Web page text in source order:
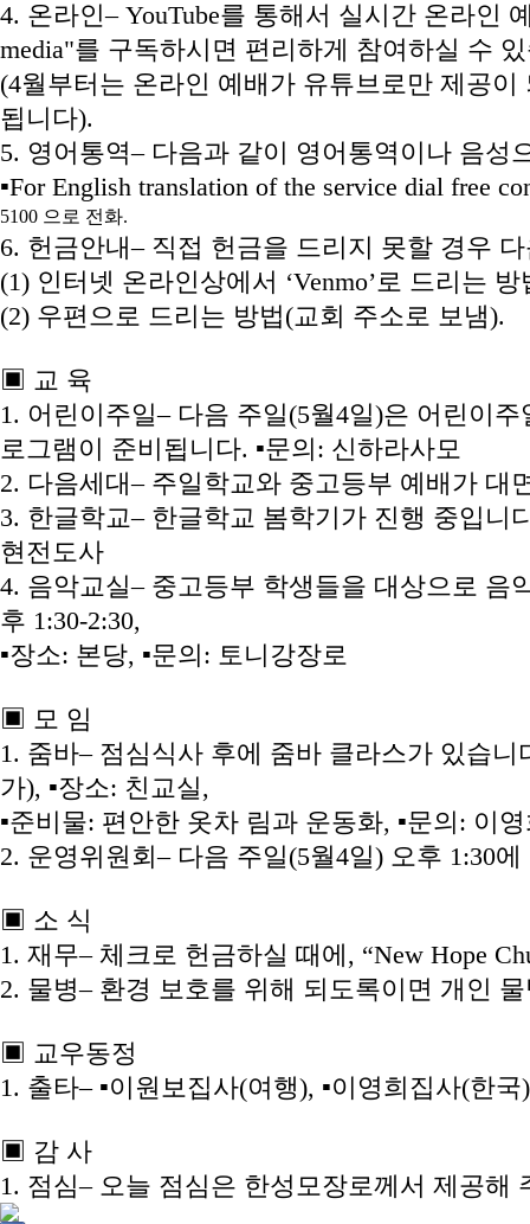
4. 온라인– YouTube를 통해서 실시간 온라인
media"를 구독하시면 편리하게 참여하실 수
(4월부터는 온라인 예배가 유튜브로만 제공
됩니다).
5. 영어통역– 다음과 같이 영어통역이나 음성
▪For English translation of the service dial free
5100 으로 전화.
6. 헌금안내– 직접 헌금을 드리지 못할 경우
(1) 인터넷 온라인상에서 ‘Venmo’로 드리는
(2) 우편으로 드리는 방법(교회 주소로 보냄).
▣ 교 육
1. 어린이주일– 다음 주일(5월4일)은 어린이
로그램이 준비됩니다. ▪문의: 신하라사모
2. 다음세대– 주일학교와 중고등부 예배가 대
3. 한글학교– 한글학교 봄학기가 진행 중입니
현전도사
4. 음악교실– 중고등부 학생들을 대상으로 음
후 1:30-2:30,
▪장소: 본당, ▪문의: 토니강장로
▣ 모 임
1. 줌바– 점심식사 후에 줌바 클라스가 있습니
가), ▪장소: 친교실,
▪준비물: 편안한 옷차 림과 운동화, ▪문의: 이
2. 운영위원회– 다음 주일(5월4일) 오후 1:30
▣ 소 식
1. 재무– 체크로 헌금하실 때에, “New Hope
2. 물병– 환경 보호를 위해 되도록이면 개인
▣ 교우동정
1. 출타– ▪이원보집사(여행), ▪이영희집사(한국)
▣ 감 사
1. 점심– 오늘 점심은 한성모장로께서 제공해